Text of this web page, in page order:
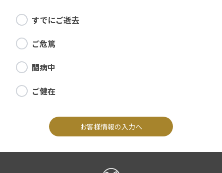
すでにご逝去
ご危篤
闘病中
ご健在
お客様情報の入力へ